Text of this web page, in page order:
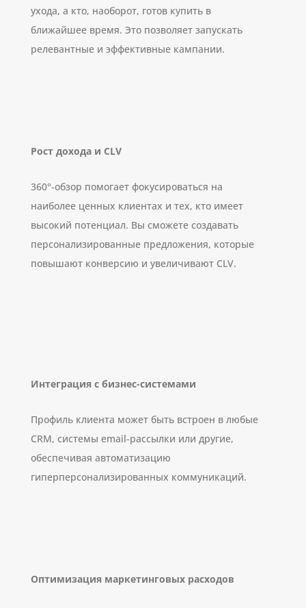
ухода, а кто, наоборот, готов купить в
ближайшее время. Это позволяет запускать
релевантные и эффективные кампании.
Рост дохода и CLV
360°-обзор помогает фокусироваться на
наиболее ценных клиентах и тех, кто имеет
высокий потенциал. Вы сможете создавать
персонализированные предложения, которые
повышают конверсию и увеличивают CLV.
Интеграция с бизнес-системами
Профиль клиента может быть встроен в любые
CRM, системы email-рассылки или другие,
обеспечивая автоматизацию
гиперперсонализированных коммуникаций.
Оптимизация маркетинговых расходов